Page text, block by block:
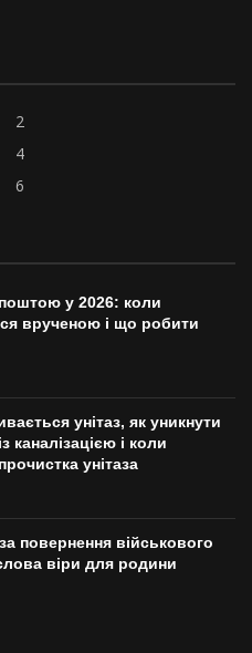
2
4
6
у 2026: коли
врученою і що робити
унітаз, як уникнути
каналізацією і коли
унітаза
повернення військового
віри для родини